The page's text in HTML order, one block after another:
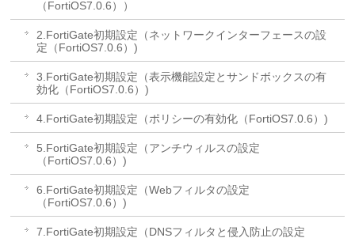
（FortiOS7.0.6））
2.FortiGate初期設定（ネットワークインターフェースの設
定（FortiOS7.0.6）)
3.FortiGate初期設定（表示機能設定とサンドボックスの有
効化（FortiOS7.0.6）)
4.FortiGate初期設定（ポリシーの有効化（FortiOS7.0.6）)
5.FortiGate初期設定（アンチウィルスの設定
（FortiOS7.0.6）)
6.FortiGate初期設定（Webフィルタの設定
（FortiOS7.0.6）)
7.FortiGate初期設定（DNSフィルタと侵入防止の設定